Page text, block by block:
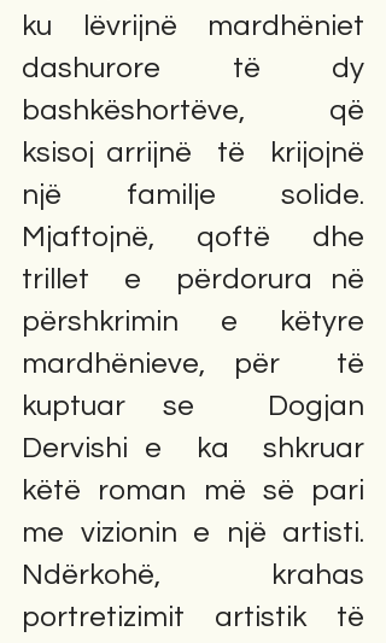
ku  lëvrijnë  mardhëniet
dashurore  të  dy
bashkëshortëve,  që
ksisoj arrijnë  të  krijojnë
një  familje  solide.
Mjaftojnë,  qoftë  dhe
trillet  e  përdorura në
përshkrimin  e  këtyre
mardhënieve, për  të
kuptuar se  Dogjan
Dervishi e  ka  shkruar
këtë  roman  më  së  pari
me  vizionin  e  një  artisti.
Ndërkohë,  krahas
portretizimit  artistik  të